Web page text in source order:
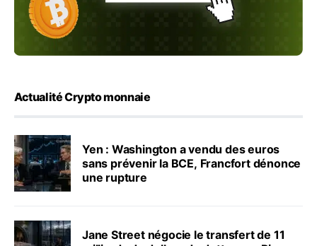
Actualité Crypto monnaie
Yen : Washington a vendu des euros
sans prévenir la BCE, Francfort dénonce
une rupture
Jane Street négocie le transfert de 11